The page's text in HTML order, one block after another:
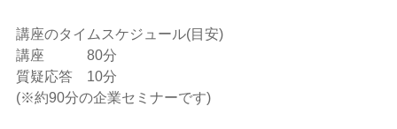
講座のタイムスケジュール(目安)
講座 80分
質疑応答 10分
(※約90分の企業セミナーです)